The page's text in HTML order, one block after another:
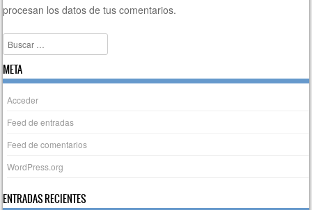
procesan los datos de tus comentarios.
Buscar
META
Acceder
Feed de entradas
Feed de comentarios
WordPress.org
ENTRADAS RECIENTES